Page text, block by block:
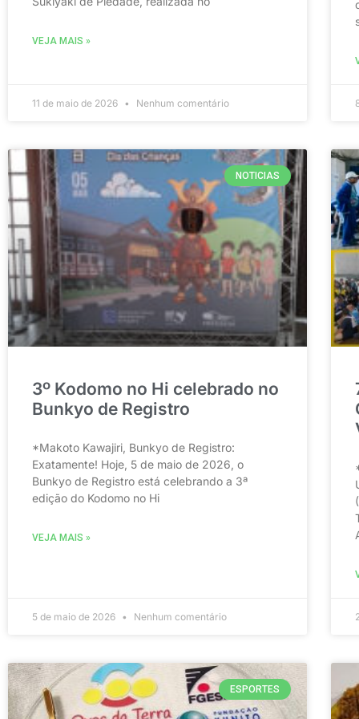
VEJA MAIS »
11 de maio de 2026 Nenhum comentário
NOTICIAS
3º Kodomo no Hi celebrado no
Bunkyo de Registro
*Makoto Kawajiri, Bunkyo de Registro:
Exatamente! Hoje, 5 de maio de 2026, o
Bunkyo de Registro está celebrando a 3ª
edição do Kodomo no Hi
VEJA MAIS »
5 de maio de 2026 Nenhum comentário
ESPORTES